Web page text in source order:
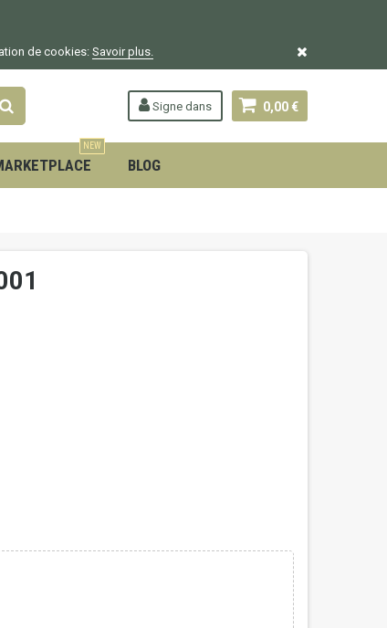
de cookies: Savoir plus.
0,00 €
Signe dans
NEW
BLOG